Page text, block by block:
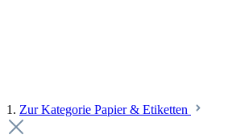
1. Zur Kategorie Papier & Etiketten